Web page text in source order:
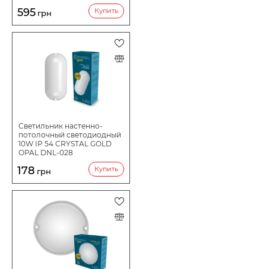
595 грн Купить
Светильник настенно-
потолочный светодиодный
10W IP 54 CRYSTAL GOLD
OPAL DNL-028
178 грн Купить